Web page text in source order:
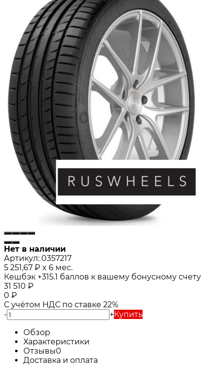
Нет в наличии
Артикул: 0357217
5 251,67 ₽ x 6 мес.
Кешбэк +315.1 баллов к вашему бонусному счету
31 510 ₽
0 ₽
С учётом НДС по ставке 22%
-
+Купить
Обзор
Характеристики
Отзывы0
Доставка и оплата